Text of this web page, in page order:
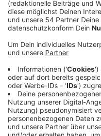
Anzeige
Darauf macht jetzt die
Mönchengladbach
etwa für Arbeitsausfälle
beantragt werden.
Betriebe, die zur Zeit
weil etwa
Hochwassergebieten